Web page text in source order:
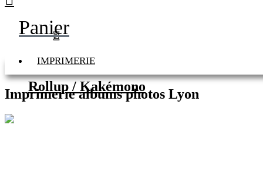
Panier
IMPRIMERIE
Rollup / Kakémono
Imprimerie albums photos Lyon